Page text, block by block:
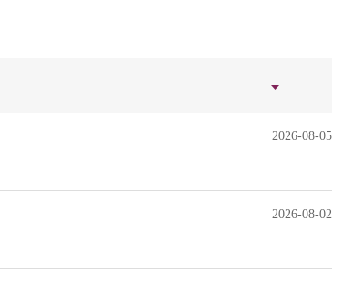
2026-08-05
2026-08-02